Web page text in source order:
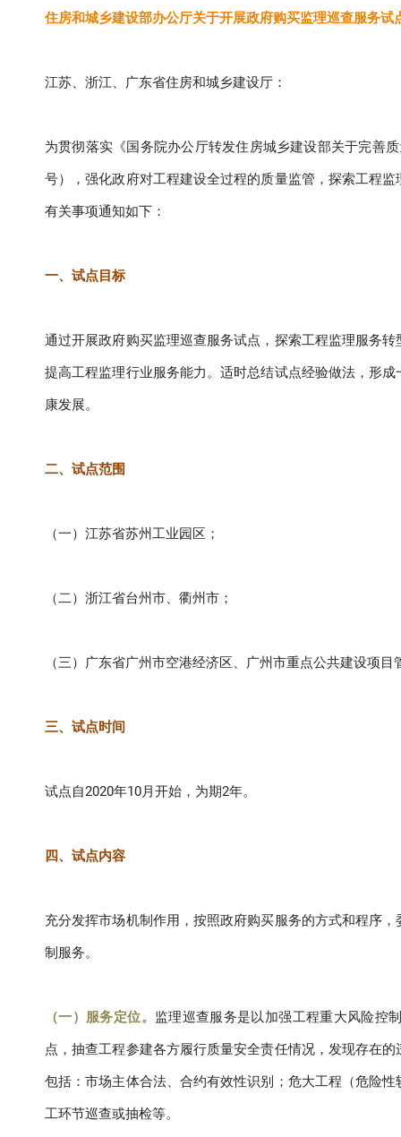
住房和城乡建设部办公厅关于开展政府购买监理巡查服务试
江苏、浙江、广东省住房和城乡建设厅：
为贯彻落实《国务院办公厅转发住房城乡建设部关于完善
号），强化政府对工程建设全过程的质量监管，探索工程
有关事项通知如下：
一、试点目标
通过开展政府购买监理巡查服务试点，探索工程监理服务
提高工程监理行业服务能力。适时总结试点经验做法，形
康发展。
二、试点范围
（一）江苏省苏州工业园区；
（二）浙江省台州市、衢州市；
（三）广东省广州市空港经济区、广州市重点公共建设项
三、试点时间
试点自2020年10月开始，为期2年。
四、试点内容
充分发挥市场机制作用，按照政府购买服务的方式和程序
制服务。
（一）服务定位。 监理巡查服务是以加强工程重大风险控
点，抽查工程参建各方履行质量安全责任情况，发现存在
包括：市场主体合法、合约有效性识别；危大工程（危险
工环节巡查或抽检等。